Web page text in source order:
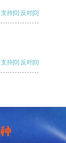
支持[0] 反对[0]
支持[0] 反对[0]